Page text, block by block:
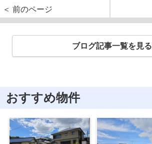
＜ 前のページ
ブログ記事一覧を見る
おすすめ物件